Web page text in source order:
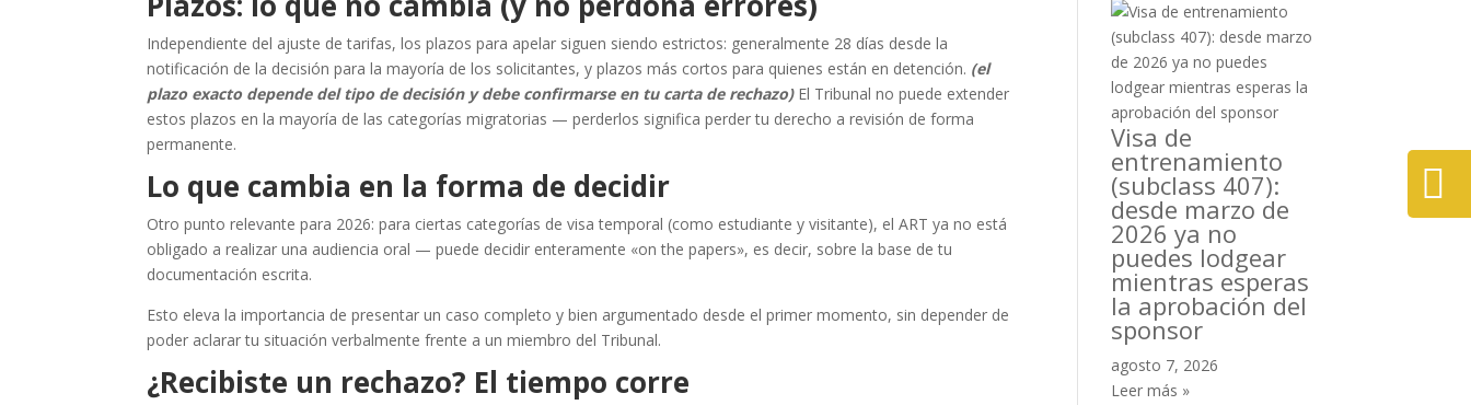
Independiente del ajuste de tarifas, los plazos para apelar siguen siendo estrictos: generalmente 28 días desde la
notificación de la decisión para la mayoría de los solicitantes, y plazos más cortos para quienes están en detención. (el
plazo exacto depende del tipo de decisión y debe confirmarse en tu carta de rechazo)El Tribunal no puede extender
estos plazos en la mayoría de las categorías migratorias — perderlos significa perder tu derecho a revisión de forma
permanente.
Lo que cambia en la forma de decidir
Otro punto relevante para 2026: para ciertas categorías de visa temporal (como estudiante y visitante), el ART ya no está
obligado a realizar una audiencia oral — puede decidir enteramente «on the papers», es decir, sobre la base de tu
documentación escrita.
Esto eleva la importancia de presentar un caso completo y bien argumentado desde el primer momento, sin depender de
poder aclarar tu situación verbalmente frente a un miembro del Tribunal.
¿Recibiste un rechazo? El tiempo corre
Visa de
entrenamiento
(subclass 407):
desde marzo de
2026 ya no
puedes lodgear
mientras esperas
la aprobación del
sponsor
agosto 7, 2026
Leer más »
